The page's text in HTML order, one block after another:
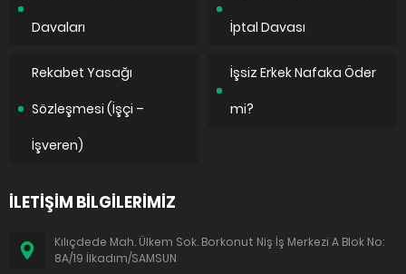
Davaları
İptal Davası
Rekabet Yasağı
Sözleşmesi (İşçi –
İşveren)
İşsiz Erkek Nafaka Öder
mi?
İLETİŞİM BİLGİLERİMİZ
Kılıçdede Mah. Ülkem Sok. Borkonut Niş İş Merkezi A Blok No:
8A/19 İlkadım/SAMSUN